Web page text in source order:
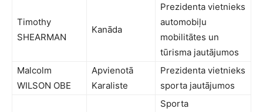
Timothy
SHEARMAN
Kanāda
Prezidenta vietnieks
automobiļu
mobilitātes un
tūrisma jautājumos
Malcolm
WILSON OBE
Apvienotā
Karaliste
Prezidenta vietnieks
sporta jautājumos
Sporta